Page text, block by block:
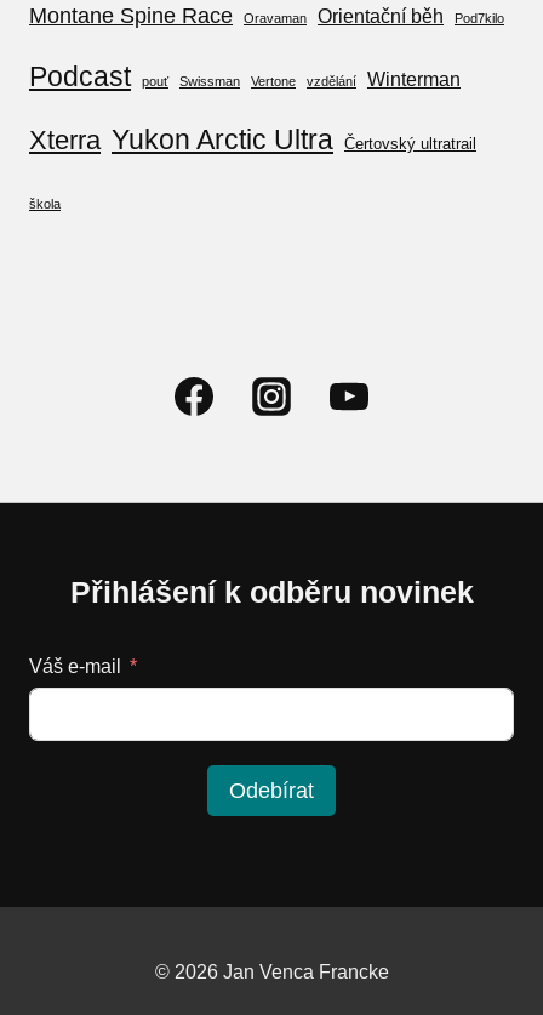
Montane Spine Race Oravaman Orientační běh Pod7kilo
Podcast pouť Swissman Vertone vzdělání Winterman
Xterra Yukon Arctic Ultra Čertovský ultratrail
škola
Přihlášení k odběru novinek
Váš e-mail
Odebírat
© 2026 Jan Venca Francke